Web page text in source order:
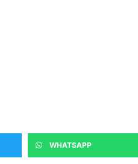
WHATSAPP